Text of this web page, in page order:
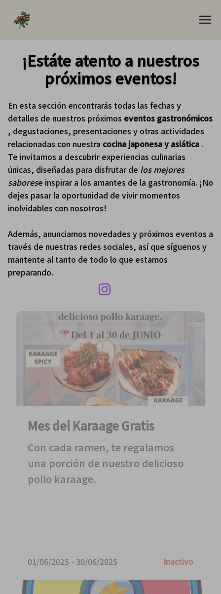
¡Estáte atento a nuestros
próximos eventos!
En esta sección encontrarás todas las fechas y
detalles de nuestros próximos eventos gastronómicos
, degustaciones, presentaciones y otras actividades
relacionadas con nuestra cocina japonesa y asiática .
Te invitamos a descubrir experiencias culinarias
únicas, diseñadas para disfrutar de los mejores
saborese inspirar a los amantes de la gastronomía. ¡No
dejes pasar la oportunidad de vivir momentos
inolvidables con nosotros!
Además, anunciamos novedades y próximos eventos a
través de nuestras redes sociales, así que síguenos y
mantente al tanto de todo lo que estamos
preparando.
Mes del Karaage Gratis
Con cada ramen, te regalamos
una porción de nuestro delicioso
pollo karaage.
01/06/2025 - 30/06/2025 Inactivo